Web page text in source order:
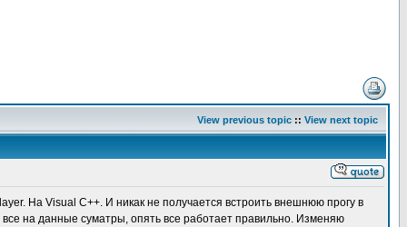
View previous topic :: View next topic
На Visual C++. И никак не получается встроить внешнюю прогу в
на данные суматры, опять все работает правильно. Изменяю